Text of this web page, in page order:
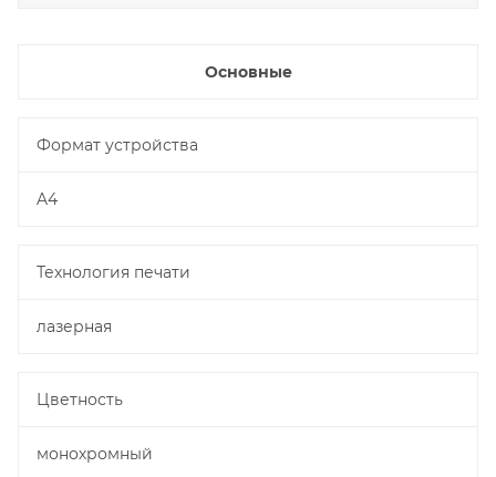
Основные
Формат устройства
A4
Технология печати
лазерная
Цветность
монохромный